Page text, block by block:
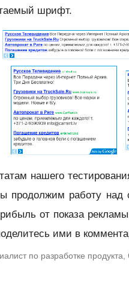
шрифт.
нашего
продолжим работу над
от показа
ими в
по разработке продукта,